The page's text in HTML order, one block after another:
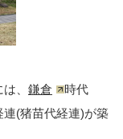
、 鎌倉
時代
連(猪苗代経連)が築